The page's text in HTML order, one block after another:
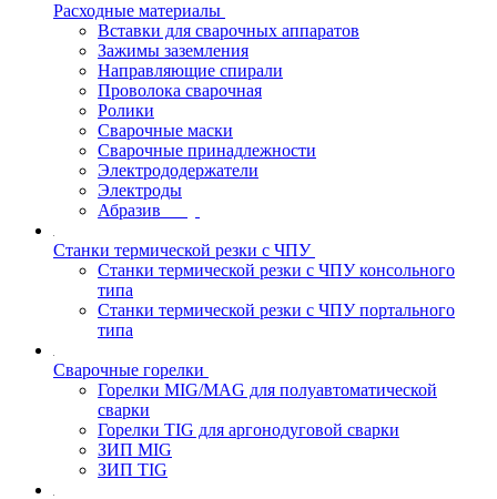
Расходные материалы
Вставки для сварочных аппаратов
Зажимы заземления
Направляющие спирали
Проволока сварочная
Ролики
Сварочные маски
Сварочные принадлежности
Электрододержатели
Электроды
Абразив
Станки термической резки с ЧПУ
Станки термической резки с ЧПУ консольного
типа
Станки термической резки с ЧПУ портального
типа
Сварочные горелки
Горелки MIG/MAG для полуавтоматической
сварки
Горелки TIG для аргонодуговой сварки
ЗИП MIG
ЗИП TIG